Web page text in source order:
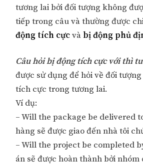
tương lai bởi đối tượng không
tiếp trong câu và thường được
động tích cựcvàbị động phủ
Câu hỏi bị động tích cực với thì
được sử dụng để hỏi về đối
tích cực trong tương lai.
Ví dụ:
– Will the package be delivered
hàng sẽ được giao đến nhà tôi
– Will the project be completed
án sẽ được hoàn thành bởi nhóm